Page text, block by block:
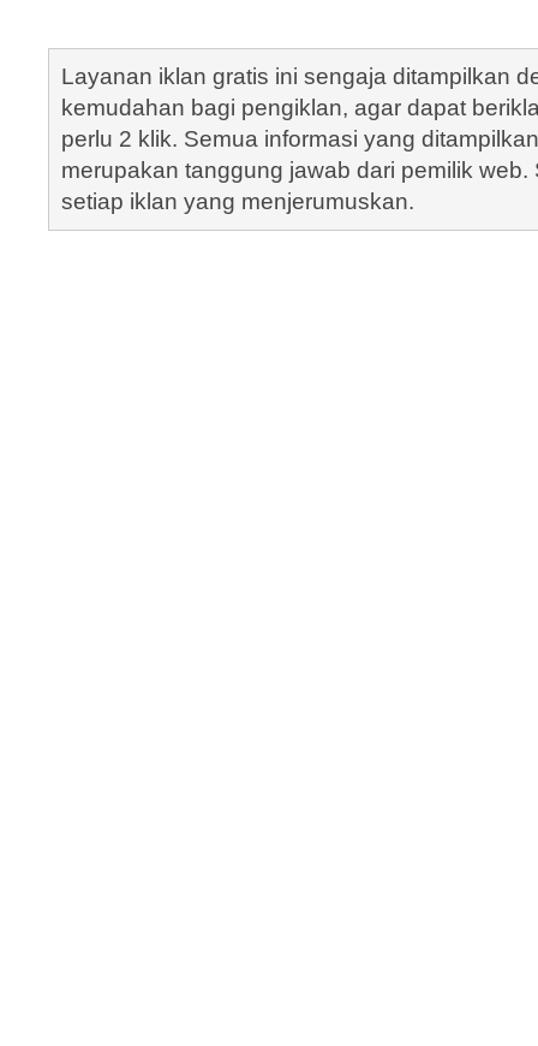
Layanan iklan gratis ini sengaja ditampilkan
kemudahan bagi pengiklan, agar dapat
perlu 2 klik. Semua informasi yang
merupakan tanggung jawab dari pemilik
setiap iklan yang menjerumuskan.